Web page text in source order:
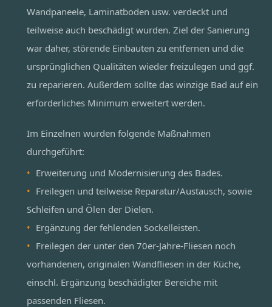
Wandpaneele, Laminatboden usw. verdeckt und
teilweise auch beschädigt wurden. Ziel der Sanierung
war daher, störende Einbauten zu entfernen und die
ursprünglichen Qualitäten wieder freizulegen und ggf.
zu reparieren. Außerdem sollte das winzige Bad auf ein
erforderliches Minimum erweitert werden.
Im Einzelnen wurden folgende Maßnahmen
durchgeführt:
Erweiterung und Modernisierung des Bades.
Freilegen und teilweise Reparatur/Austausch, sowie
Schleifen und Ölen der Dielen.
Ergänzung der fehlenden Sockelleisten.
Freilegen der unter den 70er-Jahre-Fliesen noch
vorhandenen, originalen Wandfliesen in der Küche,
einschl. Ergänzung beschädigter Bereiche mit
passenden Fliesen.